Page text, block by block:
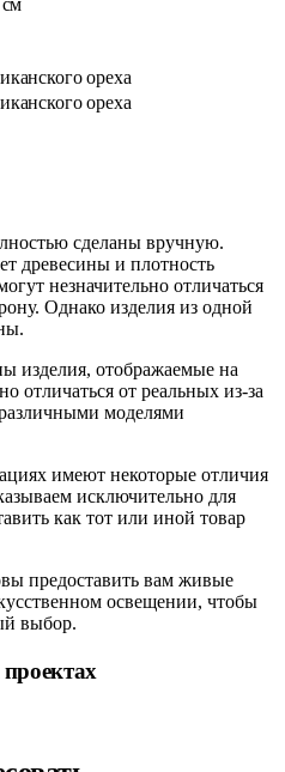
ореха
ореха
сделаны вручную.
древесины и плотность
незначительно отличаться
Однако изделия из одной
изделия, отображаемые на
отличаться от реальных из-за
моделями
имеют некоторые отличия
исключительно для
как тот или иной товар
предоставить вам живые
освещении, чтобы
выбор.